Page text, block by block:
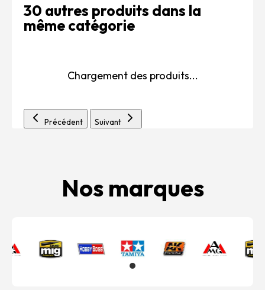
30 autres produits dans la
même catégorie
Chargement des produits...
Précédent Suivant
Nos marques